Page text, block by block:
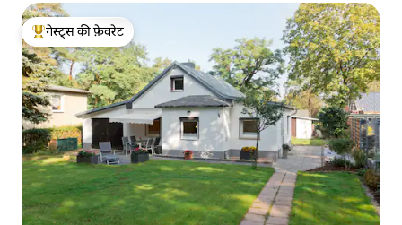
गेस्ट्स का टॉप फ़ेवरेट
गेस्ट्स की फ़ेवरेट